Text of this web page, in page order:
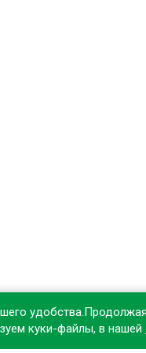
Установите
куки-файлы, в нашей